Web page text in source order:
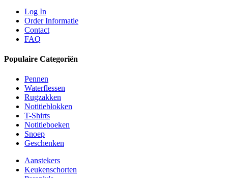
Log In
Order Informatie
Contact
FAQ
Populaire Categoriën
Pennen
Waterflessen
Rugzakken
Notitieblokken
T-Shirts
Notitieboeken
Snoep
Geschenken
Aanstekers
Keukenschorten